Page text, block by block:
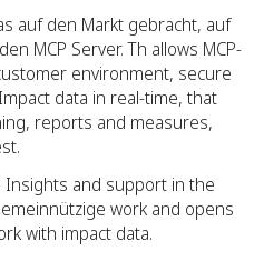
auf den Markt gebracht, auf
MCP Server. Th allows MCP-
environment, secure
data in real-time, that
reports and measures,
and support in the
work and opens
with impact data.